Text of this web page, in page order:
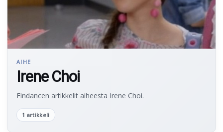
AIHE
Irene Choi
Findancen artikkelit aiheesta Irene Choi.
1 artikkeli